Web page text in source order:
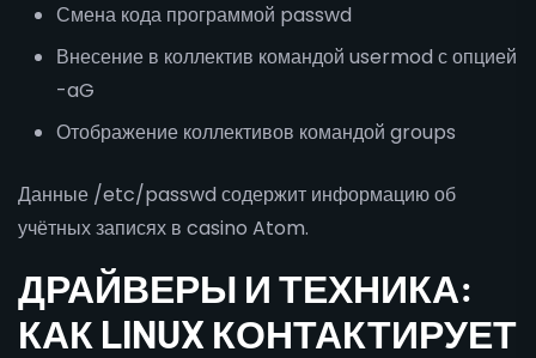
Смена кода программой passwd
Внесение в коллектив командой usermod с опцией
-aG
Отображение коллективов командой groups
Данные /etc/passwd содержит информацию об
учётных записях в casino Atom.
ДРАЙВЕРЫ И ТЕХНИКА:
КАК LINUX КОНТАКТИРУЕТ